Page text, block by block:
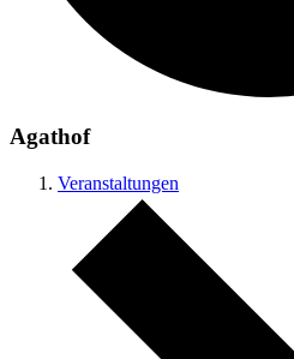
Agathof
Veranstaltungen